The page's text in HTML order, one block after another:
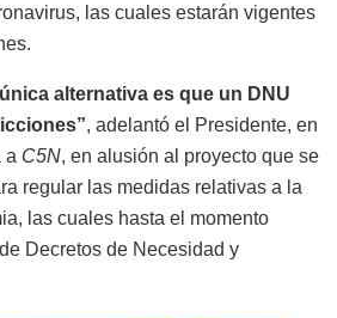
las cuales estarán vigentes
alternativa es que un DNU
, adelantó el Presidente, en
a C5N, en alusión al proyecto que se
regular las medidas relativas a la
las cuales hasta el momento
Decretos de Necesidad y